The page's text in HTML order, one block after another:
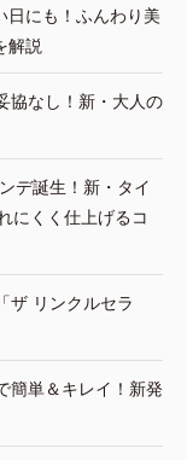
日にも！ふんわり美
解説
協なし！新・大人の
デ誕生！新・タイ
にくく仕上げるコ
ザ リンクルセラ
簡単＆キレイ！新発